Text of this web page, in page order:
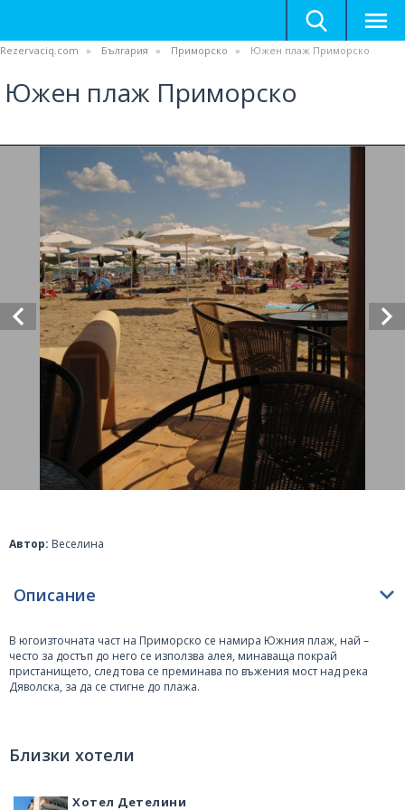
Rezervaciq.com България Приморско Южен плаж Приморско
Южен плаж Приморско
Автор: Веселина
Описание
В югоизточната част на Приморско се намира Южния плаж, най –
често за достъп до него се използва алея, минаваща покрай
пристанището, след това се преминава по въжения мост над река
Дяволска, за да се стигне до плажа.
изключително чист, също като водата там – кристална и със синьо –
тюркоазен пленителен цвят.
По плажа има платена зона с шезлонги и чадъри и свободна такава,
Близки хотели
Хотел Детелини